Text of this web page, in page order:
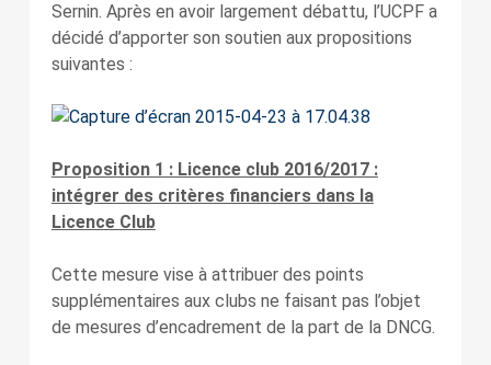
Sernin. Après en avoir largement débattu, l’UCPF a
décidé d’apporter son soutien aux propositions
suivantes :
Proposition 1 : Licence club 2016/2017 :
intégrer des critères financiers dans la
Licence Club
Cette mesure vise à attribuer des points
supplémentaires aux clubs ne faisant pas l’objet
de mesures d’encadrement de la part de la DNCG.